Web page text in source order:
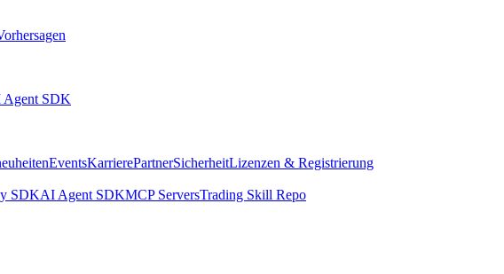
Agent SDK
EventsKarrierePartnerSicherheitLizenzen & Registrierung
SDKAI Agent SDKMCP ServersTrading Skill Repo